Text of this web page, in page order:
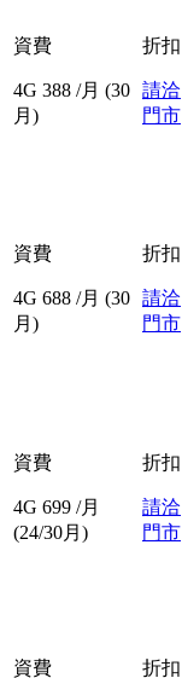
資費
4G 388 /月 (30
月)
折扣
請洽
門市
資費
4G 688 /月 (30
月)
折扣
請洽
門市
資費
4G 699 /月
(24/30月)
折扣
請洽
門市
資費 折扣